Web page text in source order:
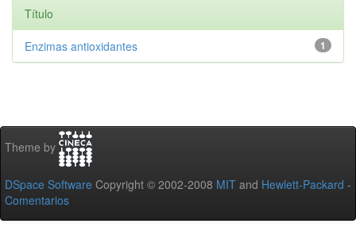
Título
1
Enzimas antioxidantes
Theme by
DSpace Software Copyright © 2002-2008 MIT and Hewlett-Packard -
Comentarios